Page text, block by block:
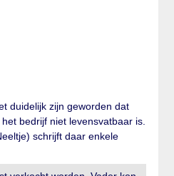
duidelijk zijn geworden dat
bedrijf niet levensvatbaar is.
schrijft daar enkele